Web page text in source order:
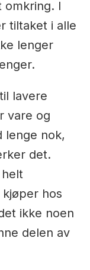
I
tiltaket i alle
lenger
lavere
vare og
lenge nok,
det.
hos
ikke noen
delen av